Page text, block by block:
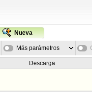
Nueva
Más parámetros
Descarga